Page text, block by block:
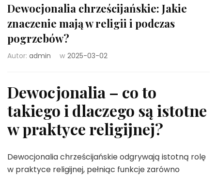
Dewocjonalia chrześcijańskie: Jakie
znaczenie mają w religii i podczas
pogrzebów?
Autor: admin w 2025-03-02
Dewocjonalia – co to
takiego i dlaczego są istotne
w praktyce religijnej?
Dewocjonalia chrześcijańskie odgrywają istotną rolę
w praktyce religijnej, pełniąc funkcje zarówno